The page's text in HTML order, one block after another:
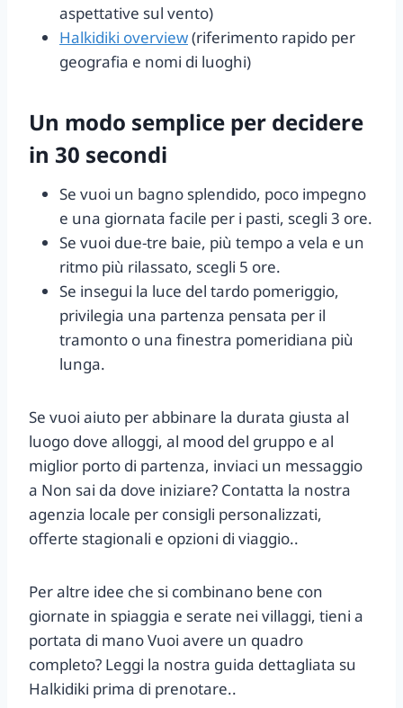
aspettative sul vento)
Halkidiki overview(riferimento rapido per
geografia e nomi di luoghi)
Un modo semplice per decidere
in 30 secondi
Se vuoi un bagno splendido, poco impegno
e una giornata facile per i pasti, scegli 3 ore.
Se vuoi due-tre baie, più tempo a vela e un
ritmo più rilassato, scegli 5 ore.
Se insegui la luce del tardo pomeriggio,
privilegia una partenza pensata per il
tramonto o una finestra pomeridiana più
lunga.
Se vuoi aiuto per abbinare la durata giusta al
luogo dove alloggi, al mood del gruppo e al
miglior porto di partenza, inviaci un messaggio
a Non sai da dove iniziare? Contatta la nostra
agenzia locale per consigli personalizzati,
offerte stagionali e opzioni di viaggio..
Per altre idee che si combinano bene con
giornate in spiaggia e serate nei villaggi, tieni a
portata di mano Vuoi avere un quadro
completo? Leggi la nostra guida dettagliata su
Halkidiki prima di prenotare..